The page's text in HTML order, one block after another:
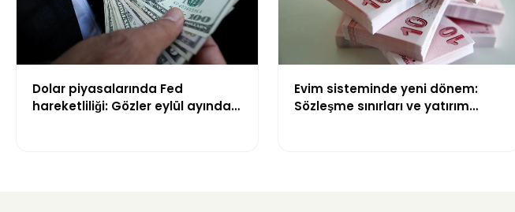
Dolar piyasalarında Fed
hareketliliği: Gözler eylül ayındaki
Evim sisteminde yeni dönem:
Sözleşme sınırları ve yatırım